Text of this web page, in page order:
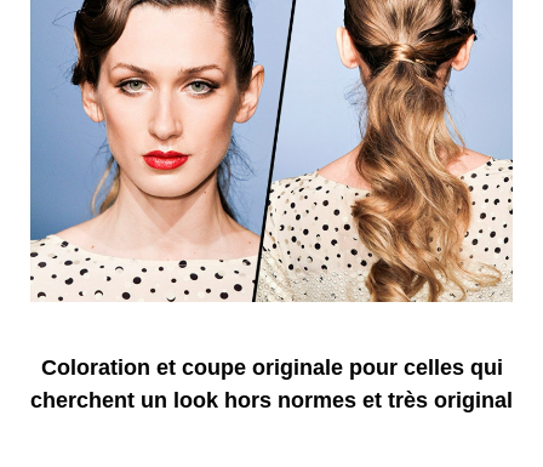
Coloration et coupe originale pour celles qui
cherchent un look hors normes et très original